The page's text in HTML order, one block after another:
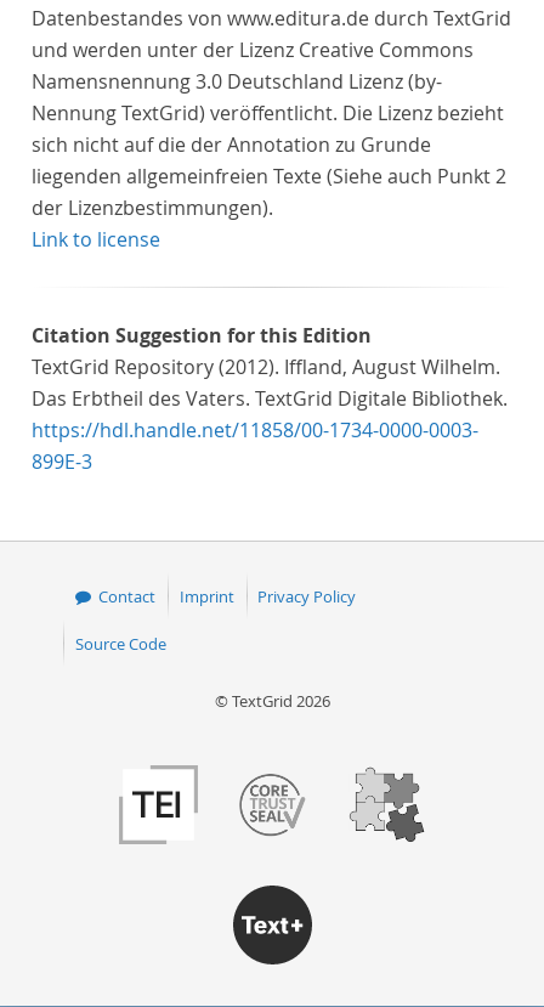
Datenbestandes von www.editura.de durch TextGrid
und werden unter der Lizenz Creative Commons
Namensnennung 3.0 Deutschland Lizenz (by-
Nennung TextGrid) veröffentlicht. Die Lizenz bezieht
sich nicht auf die der Annotation zu Grunde
liegenden allgemeinfreien Texte (Siehe auch Punkt 2
der Lizenzbestimmungen).
Link to license
Citation Suggestion for this Edition
TextGrid Repository (2012). Iffland, August Wilhelm.
Das Erbtheil des Vaters. TextGrid Digitale Bibliothek.
https://hdl.handle.net/11858/00-1734-0000-0003-
899E-3
Contact Imprint Privacy Policy
Source Code
© TextGrid 2026